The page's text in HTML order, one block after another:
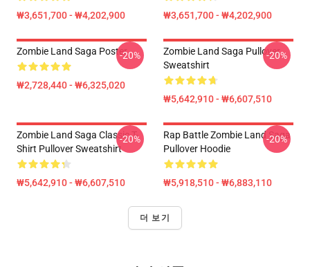
₩3,651,700 - ₩4,202,900 ₩3,651,700 - ₩4,202,900
Zombie Land Saga Poster
₩2,728,440 - ₩6,325,020
-20%
Zombie Land Saga Pullover
Sweatshirt
₩5,642,910 - ₩6,607,510
-20%
Zombie Land Saga Classic T-
Shirt Pullover Sweatshirt
₩5,642,910 - ₩6,607,510
-20%
Rap Battle Zombie Land Saga
Pullover Hoodie
₩5,918,510 - ₩6,883,110
-20%
더 보기